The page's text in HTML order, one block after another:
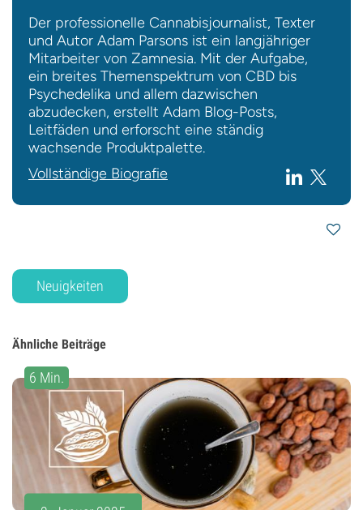
Der professionelle Cannabisjournalist, Texter
und Autor Adam Parsons ist ein langjähriger
Mitarbeiter von Zamnesia. Mit der Aufgabe,
ein breites Themenspektrum von CBD bis
Psychedelika und allem dazwischen
abzudecken, erstellt Adam Blog-Posts,
Leitfäden und erforscht eine ständig
wachsende Produktpalette.
Vollständige Biografie
Neuigkeiten
Ähnliche Beiträge
6 Min.